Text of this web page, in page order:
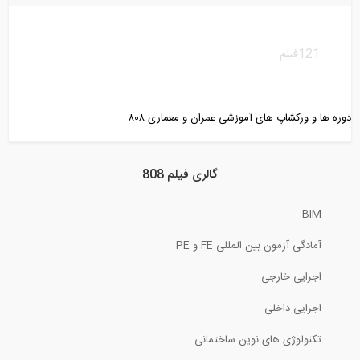
تحلیل سازه، روش مقطع (ترجمه و دوبله...
آموزش تعریف مسلح کننده در نرم افزار...
دوره ها و ورکشاپ های آموزشی عمران و معماری ۸۰۸
121فیلم
گالری فیلم 808
BIM
آمادگی آزمون بین المللی FE و PE
اجرایی خارجی
اجرایی داخلی
تکنولوژی های نوین ساختمانی